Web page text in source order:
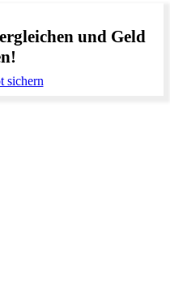
und Geld
sichern